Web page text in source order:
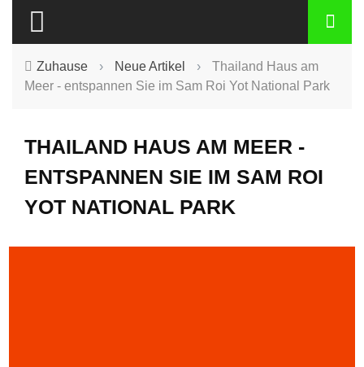
Zuhause › Neue Artikel ›
Thailand Haus am
Meer - entspannen Sie im Sam Roi Yot National Park
THAILAND HAUS AM MEER -
ENTSPANNEN SIE IM SAM ROI
YOT NATIONAL PARK